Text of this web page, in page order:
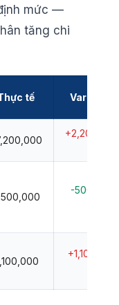
mức —
tăng chi
tế Variance
+2,200,000
-500,000
+1,100,000